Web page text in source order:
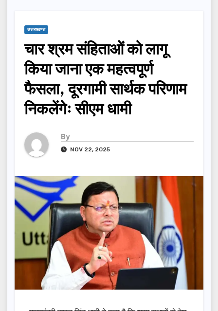
उत्तराखण्ड
चार श्रम संहिताओं को लागू
किया जाना एक महत्वपूर्ण
फैसला, दूरगामी सार्थक परिणाम
निकलेंगेः सीएम धामी
By
NOV 22, 2025